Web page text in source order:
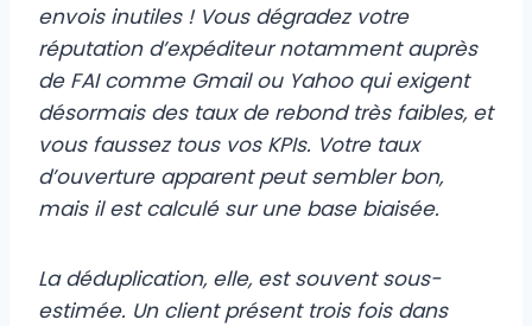
envois inutiles ! Vous dégradez votre
réputation d’expéditeur notamment auprès
de FAI comme Gmail ou Yahoo qui exigent
désormais des taux de rebond très faibles, et
vous faussez tous vos KPIs. Votre taux
d’ouverture apparent peut sembler bon,
mais il est calculé sur une base biaisée.
La déduplication, elle, est souvent sous-
estimée. Un client présent trois fois dans